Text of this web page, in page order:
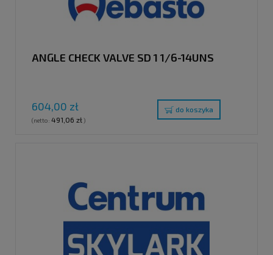
ANGLE CHECK VALVE SD 1 1/6-14UNS
604,00 zł
(netto: 491,06 zł)
do koszyka